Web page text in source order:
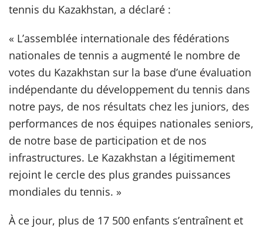
tennis du Kazakhstan, a déclaré :
« L’assemblée internationale des fédérations
nationales de tennis a augmenté le nombre de
votes du Kazakhstan sur la base d’une évaluation
indépendante du développement du tennis dans
notre pays, de nos résultats chez les juniors, des
performances de nos équipes nationales seniors,
de notre base de participation et de nos
infrastructures. Le Kazakhstan a légitimement
rejoint le cercle des plus grandes puissances
mondiales du tennis. »
À ce jour, plus de 17 500 enfants s’entraînent et